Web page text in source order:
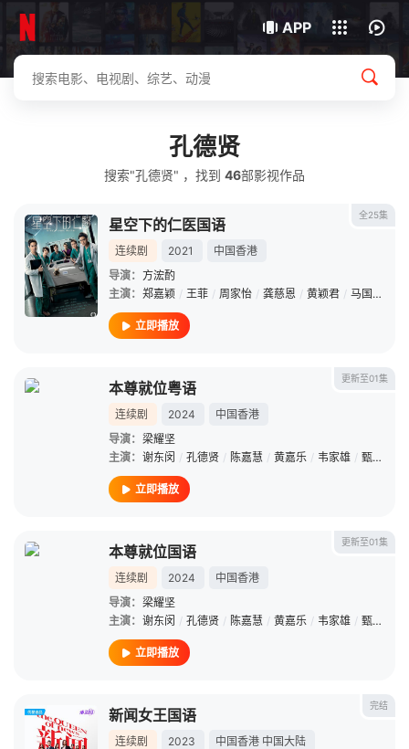
APP
下载客户端
我的观影记录
孔德贤
搜索"孔德贤" ，找到 46部影视作品
全25集
星空下的仁医国语
连续剧 2021
中国香港
导演： 方浤酌
主演： 郑嘉颖 / 王菲 / 周家怡 / 龚慈恩 / 黄颖君 / 马国明
立即播放
更新至01集
本尊就位粤语
连续剧 2024
中国香港
导演： 梁耀坚
主演： 谢东闵 / 孔德贤 / 陈嘉慧 / 黄嘉乐 / 韦家雄 / 甄采浠
立即播放
更新至01集
本尊就位国语
连续剧 2024
中国香港
导演： 梁耀坚
主演： 谢东闵 / 孔德贤 / 陈嘉慧 / 黄嘉乐 / 韦家雄 / 甄采浠
立即播放
完结
新闻女王国语
连续剧 2023 中国香港 中国大陆